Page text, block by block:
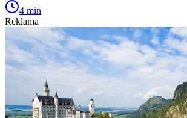
4 min
Reklama